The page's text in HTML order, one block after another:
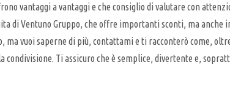
vantaggi a vantaggi e che consiglio di valutare con
di Ventuno Gruppo, che offre importanti sconti, ma anche
ma vuoi saperne di più, contattami e ti racconterò come,
condivisione. Ti assicuro che è semplice, divertente e,